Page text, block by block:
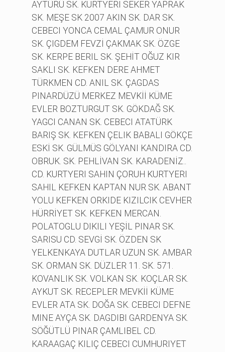
AYTÜRÜ SK. KURTYERI SEKER YAPRAK
SK. MEŞE SK 2007 AKIN SK. DAR SK.
CEBECI YONCA CEMAL ÇAMUR ONUR
SK. ÇIGDEM FEVZİ ÇAKMAK SK. ÖZGE
SK. KERPE BERIL SK. ŞEHİT OĞUZ KIR
SAKLI SK. KEFKEN DERE AHMET
TÜRKMEN CD. ANIL SK. ÇAGDAS
PINARDÜZÜ MERKEZ MEVKİİ KÜME
EVLER BOZTURGUT SK. GÖKDAĞ SK.
YAGCI CANAN SK. CEBECI ATATÜRK
BARIŞ SK. KEFKEN ÇELIK BABALI GÖKÇE
ESKİ SK. GÜLMÜS GÖLYANI KANDIRA CD.
OBRUK. SK. PEHLİVAN SK. KARADENİZ..
CD. KURTYERI SAHIN ÇORUH KURTYERI
SAHIL KEFKEN KAPTAN NUR SK. ABANT
YOLU KEFKEN ORKIDE KIZILCIK CEVHER
HÜRRİYET SK. KEFKEN MERCAN.
POLATOGLU DIKILI YEŞİL PINAR SK.
SARISU CD. SEVGİ SK. ÖZDEN SK
YELKENKAYA DUTLAR UZUN SK. AMBAR
SK. ORMAN SK. DÜZLER 11. SK. 571.
KOVANLIK SK. VOLKAN SK. KOÇLAR SK.
AYKUT SK. RECEPLER MEVKİİ KÜME
EVLER ATA SK. DOĞA SK. CEBECI DEFNE
MINE AYÇA SK. DAGDIBI GARDENYA SK.
SÖĞÜTLÜ PINAR ÇAMLIBEL CD.
KARAAGAÇ KILIÇ CEBECI CUMHURIYET